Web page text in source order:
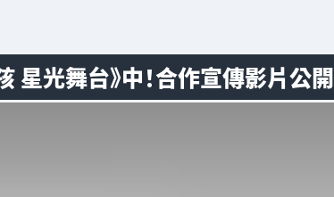
星光舞台》中！合作宣傳影片公開